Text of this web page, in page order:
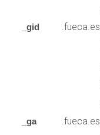
_gid .fueca.es
_ga .fueca.es